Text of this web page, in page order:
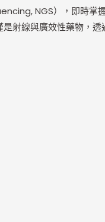
NGS），即時掌
射線與廣效性藥物，